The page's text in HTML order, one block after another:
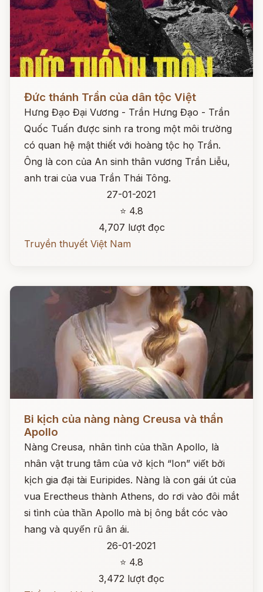
Đức thánh Trần của dân tộc Việt
Hưng Đạo Đại Vương - Trần Hưng Đạo - Trần
Quốc Tuấn được sinh ra trong một môi trường
có quan hệ mật thiết với hoàng tộc họ Trần.
Ông là con của An sinh thân vương Trần Liễu,
anh trai của vua Trần Thái Tông.
27-01-2021
⭐ 4.8
4,707 lượt đọc
Truyền thuyết Việt Nam
Bi kịch của nàng nàng Creusa và thần
Apollo
Nàng Creusa, nhân tình của thần Apollo, là
nhân vật trung tâm của vở kịch “Ion” viết bởi
kịch gia đại tài Euripides. Nàng là con gái út của
vua Erectheus thành Athens, do rơi vào đôi mắt
si tình của thần Apollo mà bị ông bắt cóc vào
hang và quyến rũ ân ái.
26-01-2021
⭐ 4.8
3,472 lượt đọc